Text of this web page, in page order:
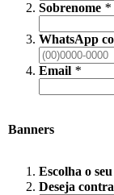
Sobrenome *
WhatsApp
Email *
Banners
Escolha o
Deseja